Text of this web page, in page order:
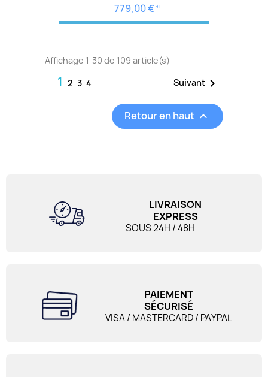
779,00 € HT
Affichage 1-30 de 109 article(s)
1 2 3 4 Suivant 
Retour en haut 
LIVRAISON
EXPRESS
SOUS 24H / 48H
PAIEMENT
SÉCURISÉ
VISA / MASTERCARD / PAYPAL